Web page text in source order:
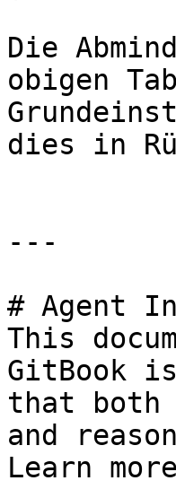
Die
obigen
dies in
---
# Agent
This
GitBook
that both
and
Learn